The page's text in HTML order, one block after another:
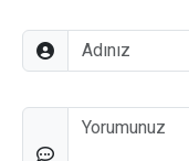
Adınız
Düşünceleriniz